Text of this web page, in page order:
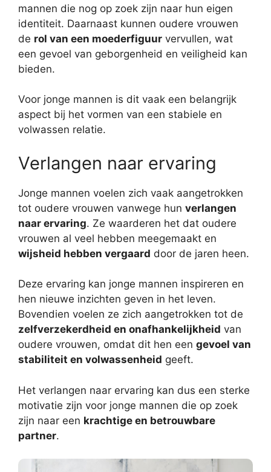
mannen die nog op zoek zijn naar hun eigen
identiteit. Daarnaast kunnen oudere vrouwen
de rol van een moederfiguur vervullen, wat
een gevoel van geborgenheid en veiligheid kan
bieden.
Voor jonge mannen is dit vaak een belangrijk
aspect bij het vormen van een stabiele en
volwassen relatie.
Verlangen naar ervaring
Jonge mannen voelen zich vaak aangetrokken
tot oudere vrouwen vanwege hun verlangen
naar ervaring. Ze waarderen het dat oudere
vrouwen al veel hebben meegemaakt en
wijsheid hebben vergaard door de jaren heen.
Deze ervaring kan jonge mannen inspireren en
hen nieuwe inzichten geven in het leven.
Bovendien voelen ze zich aangetrokken tot de
zelfverzekerdheid en onafhankelijkheid van
oudere vrouwen, omdat dit hen een gevoel van
stabiliteit en volwassenheid geeft.
Het verlangen naar ervaring kan dus een sterke
motivatie zijn voor jonge mannen die op zoek
zijn naar een krachtige en betrouwbare
partner.